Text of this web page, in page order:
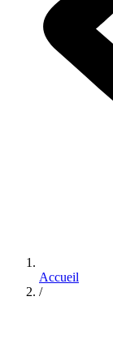
Accueil
/